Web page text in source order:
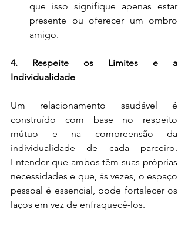
que isso signifique apenas estar
presente ou oferecer um ombro
amigo.
4. Respeite os Limites e a
Individualidade
Um relacionamento saudável é
construído com base no respeito
mútuo e na compreensão da
individualidade de cada parceiro.
Entender que ambos têm suas próprias
necessidades e que, às vezes, o espaço
pessoal é essencial, pode fortalecer os
laços em vez de enfraquecê-los.